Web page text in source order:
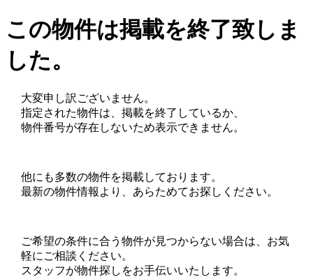
この物件は掲載を終了致しま
した。
大変申し訳ございません。
指定された物件は、掲載を終了しているか、
物件番号が存在しないため表示できません。
他にも多数の物件を掲載しております。
最新の物件情報より、あらためてお探しください。
ご希望の条件に合う物件が見つからない場合は、お気
軽にご相談ください。
スタッフが物件探しをお手伝いいたします。